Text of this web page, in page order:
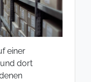
einer
dort